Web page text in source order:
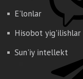
E'lonlar
Hisobot yig'ilishlar
Sun'iy intellekt